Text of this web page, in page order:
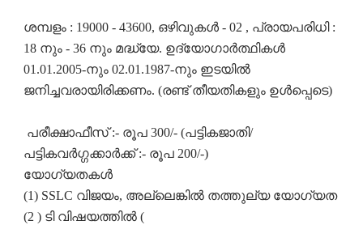
ശമ്പളം : 19000 - 43600, ഒഴിവുകൾ - 02 , പ്രായപരിധി :
18 നും - 36 നും മദ്ധ്യേ. ഉദ്യോഗാർത്ഥികൾ
01.01.2005-നും 02.01.1987-നും ഇടയിൽ
ജനിച്ചവരായിരിക്കണം. (രണ്ട് തീയതികളും ഉൾപ്പെടെ)
പരീക്ഷാഫീസ് :- രൂപ 300/- (പട്ടികജാതി/
പട്ടികവർഗ്ഗക്കാർക്ക് :- രൂപ 200/-)
യോഗ്യതകൾ
(1) SSLC വിജയം, അല്ലെങ്കിൽ തത്തുല്യ യോഗ്യത
(2 ) ടി വിഷയത്തിൽ (